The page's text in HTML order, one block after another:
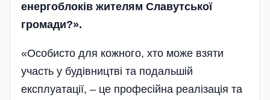
енергоблоків жителям Славутської
громади?».
«Особисто для кожного, хто може взяти
участь у будівництві та подальшій
експлуатації, – це професійна реалізація та